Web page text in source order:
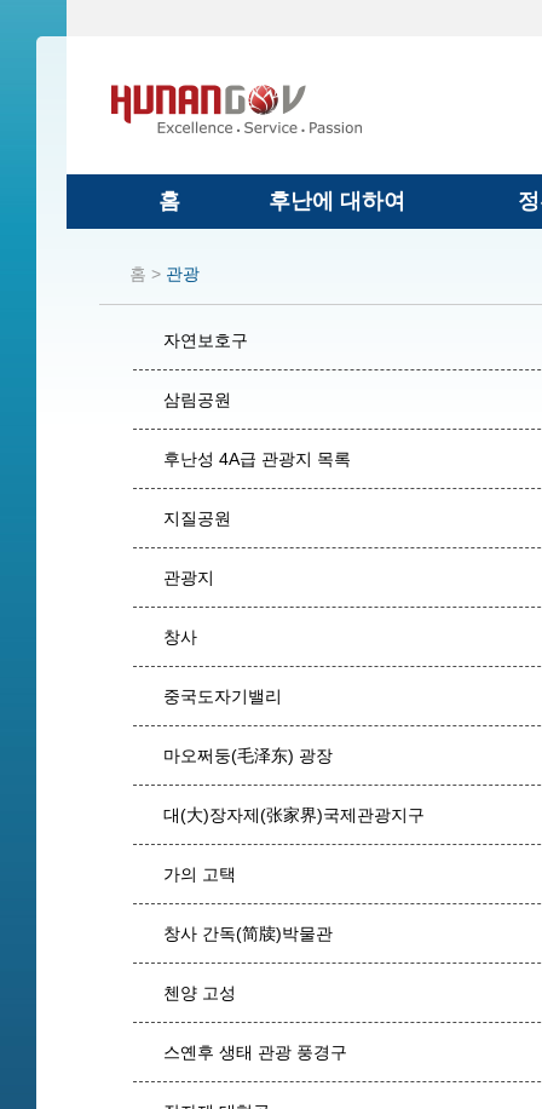
홈 후난에 대하여
홈 > 관광
자연보호구
삼림공원
후난성 4A급 관광지 목록
지질공원
관광지
창사
중국도자기밸리
마오쩌둥(毛泽东) 광장
대(大)장자제(张家界)국제관광지구
가의 고택
창사 간독(简牍)박물관
첸양 고성
스옌후 생태 관광 풍경구